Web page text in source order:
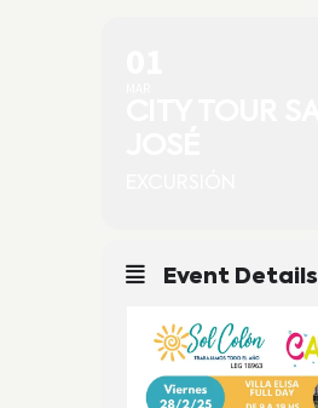
Event Details